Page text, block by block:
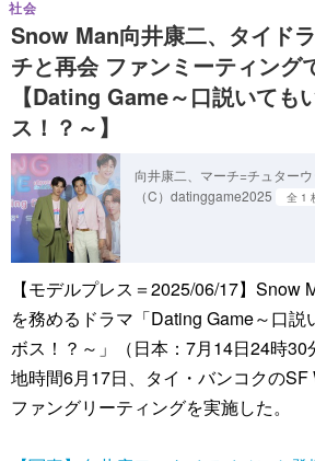
Snow Man向井康二、タイド
チと再会 ファンミーティング
【Dating Game～口説いても
ス！？～】
社会
向井康二、マーチ=チュター
（C）datinggame2025
全 1
【モデルプレス＝2025/06/17】Snow
を務めるドラマ「Dating Game～口説
ボス！？～」（日本：7月14日24時
地時間6月17日、タイ・バンコクのSF
ファングリーティングを実施した。